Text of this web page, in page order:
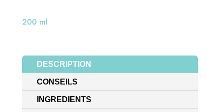
200 ml
DESCRIPTION
CONSEILS
INGREDIENTS